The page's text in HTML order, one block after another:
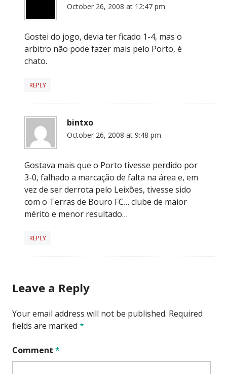
October 26, 2008 at 12:47 pm
Gostei do jogo, devia ter ficado 1-4, mas o
arbitro não pode fazer mais pelo Porto, é
chato.
REPLY
bintxo
October 26, 2008 at 9:48 pm
Gostava mais que o Porto tivesse perdido por
3-0, falhado a marcação de falta na área e, em
vez de ser derrota pelo Leixões, tivesse sido
com o Terras de Bouro FC… clube de maior
mérito e menor resultado…
REPLY
Leave a Reply
Your email address will not be published. Required
fields are marked *
Comment *